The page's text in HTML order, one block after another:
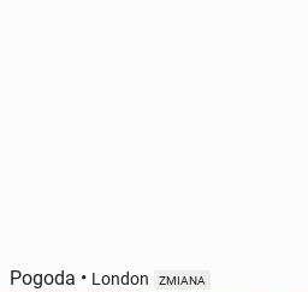
Pogoda • London ZMIANA